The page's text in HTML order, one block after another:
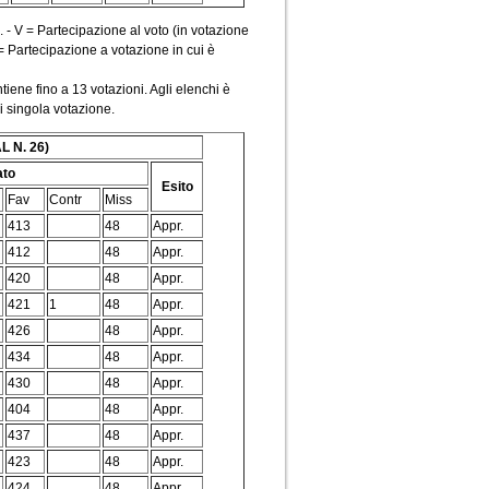
V = Partecipazione al voto (in votazione
Partecipazione a votazione in cui è
fino a 13 votazioni. Agli elenchi è
singola votazione.
N. 26)
Esito
Fav
Contr
Miss
413
48
Appr.
412
48
Appr.
420
48
Appr.
421
1 48
Appr.
426
48
Appr.
434
48
Appr.
430
48
Appr.
404
48
Appr.
437
48
Appr.
423
48
Appr.